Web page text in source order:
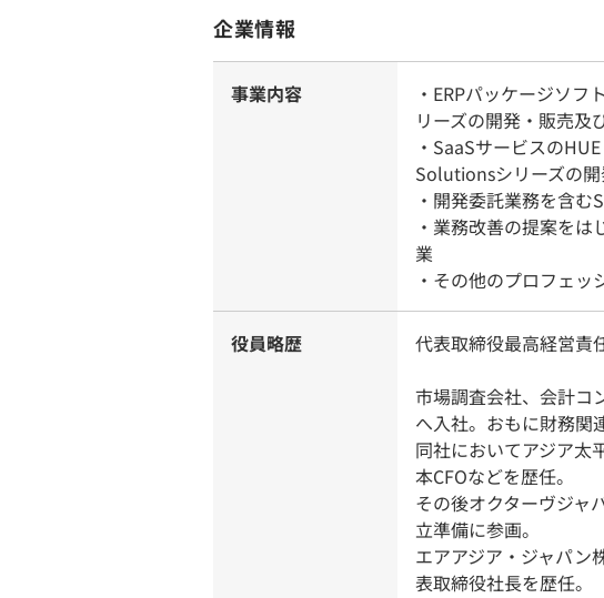
企業情報
事業内容
・ERPパッケージソフ
リーズの開発・販売及
・SaaSサービスの
Solutionsシリーズの
・開発委託業務を含む
・業務改善の提案を
業
・その他のプロフェ
役員略歴
代表取締役最高経営責
市場調査会社、会計コ
へ入社。おもに財務関
同社においてアジア太
本CFOなどを歴任。
その後オクターヴジャ
立準備に参画。
エアアジア・ジャパン
表取締役社長を歴任。